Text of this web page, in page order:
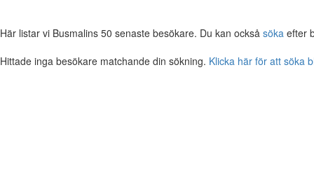
Här listar vi Busmalins 50 senaste besökare. Du kan också söka efter
Hittade inga besökare matchande din sökning. Klicka här för att söka